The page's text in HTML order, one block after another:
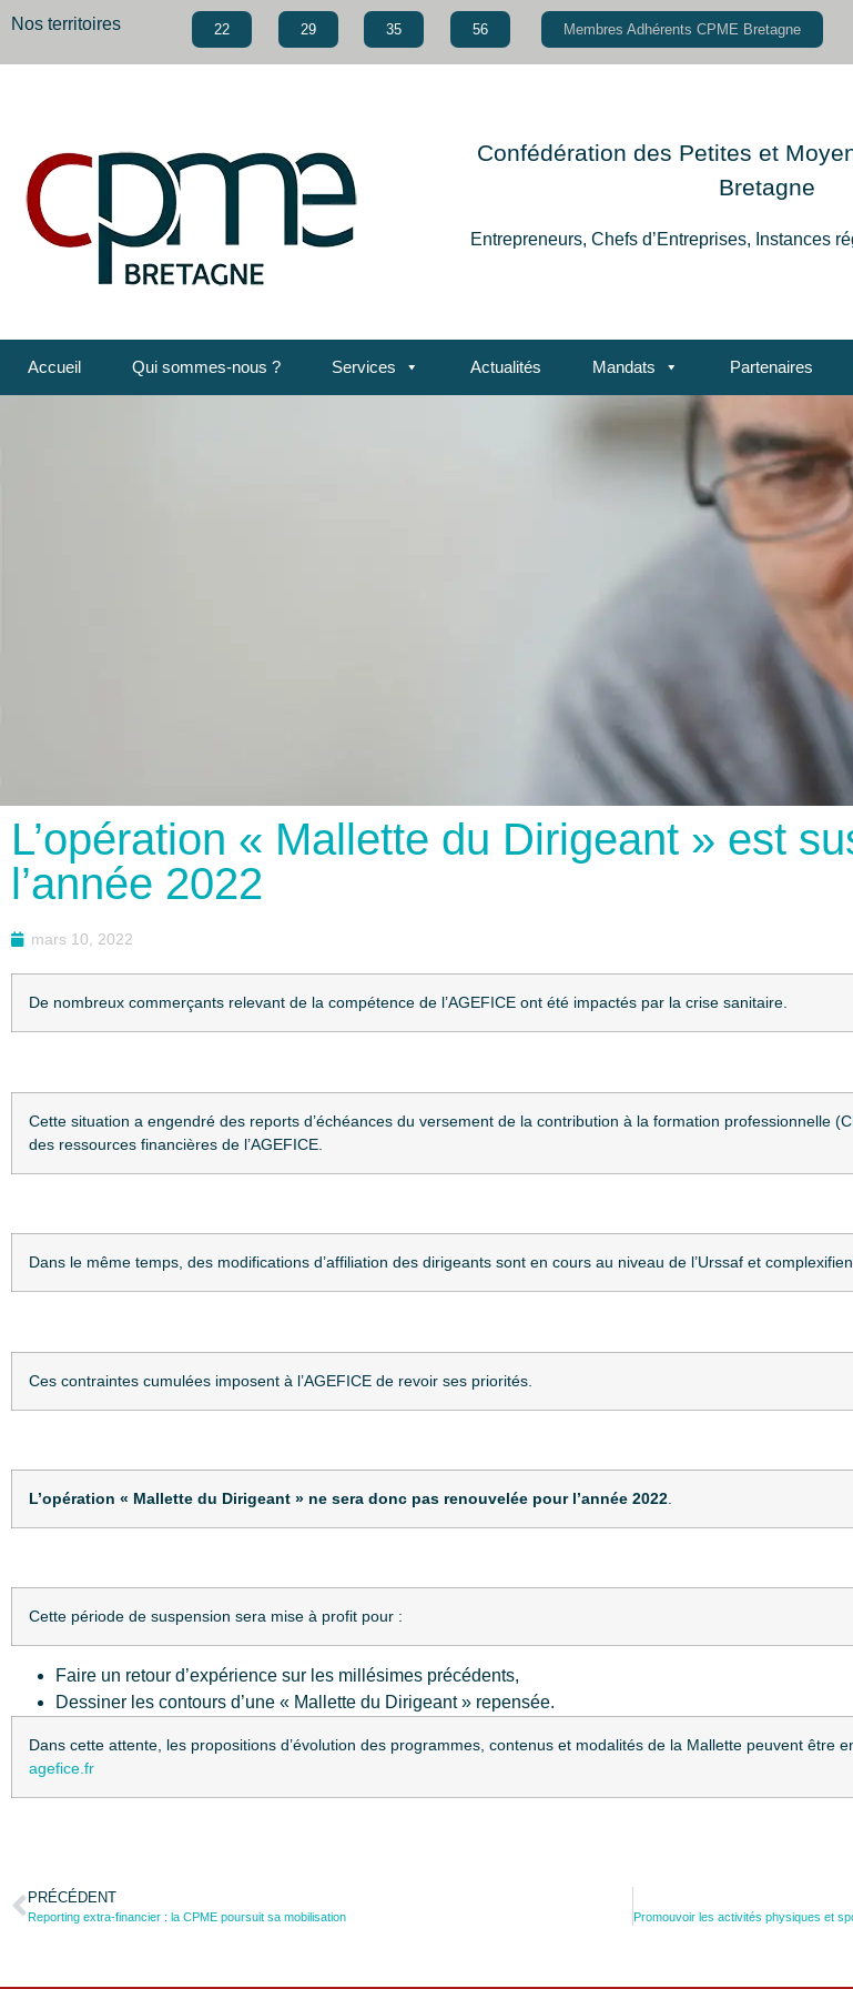
Nos territoires 22 29 35 56 Membres Adhérents CPME Bretagne
Confédération des Petites et
Bretagne
Entrepreneurs, Chefs d’Entreprises, Instances
Accueil Qui sommes-nous ? Services Actualités Mandats Partenaires
L’opération « Mallette du Dirigeant » est
l’année 2022
mars 10, 2022
De nombreux commerçants relevant de la compétence de l’AGEFICE ont été impactés par la crise sanitaire.
Cette situation a engendré des reports d’échéances du versement de la contribution à la formation professionnelle
des ressources financières de l’AGEFICE.
Dans le même temps, des modifications d’affiliation des dirigeants sont en cours au niveau de l’Urssaf et
Ces contraintes cumulées imposent à l’AGEFICE de revoir ses priorités.
L’opération « Mallette du Dirigeant » ne sera donc pas renouvelée pour l’année 2022
Cette période de suspension sera mise à profit pour :
Faire un retour d’expérience sur les millésimes précédents,
Dessiner les contours d’une « Mallette du Dirigeant » repensée.
Dans cette attente, les propositions d’évolution des programmes, contenus et modalités de la Mallette peuvent être
agefice.fr
PRÉCÉDENT
Reporting extra-financier : la CPME poursuit sa mobilisation